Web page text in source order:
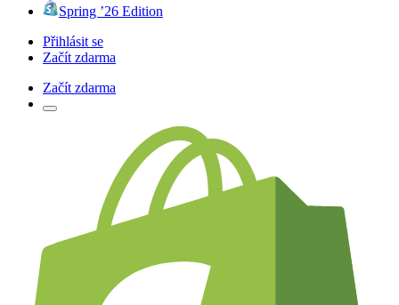
Spring ’26 Edition
Přihlásit se
Začít zdarma
Začít zdarma